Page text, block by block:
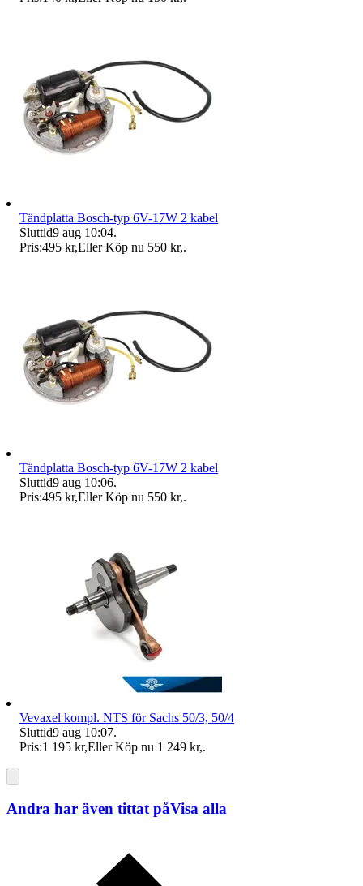
Tändplatta Bosch-typ 6V-17W 2 kabel
Sluttid9 aug 10:04.
Pris:495 kr,Eller Köp nu 550 kr,.
Tändplatta Bosch-typ 6V-17W 2 kabel
Sluttid9 aug 10:06.
Pris:495 kr,Eller Köp nu 550 kr,.
Vevaxel kompl. NTS för Sachs 50/3, 50/4
Sluttid9 aug 10:07.
Pris:1 195 kr,Eller Köp nu 1 249 kr,.
Andra har även tittat påVisa alla